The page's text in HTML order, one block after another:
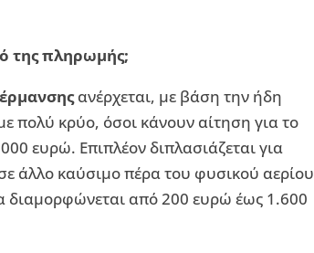
της πληρωμής;
ανέρχεται, με βάση την ήδη
πολύ κρύο, όσοι κάνουν αίτηση για το
ευρώ. Επιπλέον διπλασιάζεται για
άλλο καύσιμο πέρα του φυσικού αερίου
διαμορφώνεται από 200 ευρώ έως 1.600